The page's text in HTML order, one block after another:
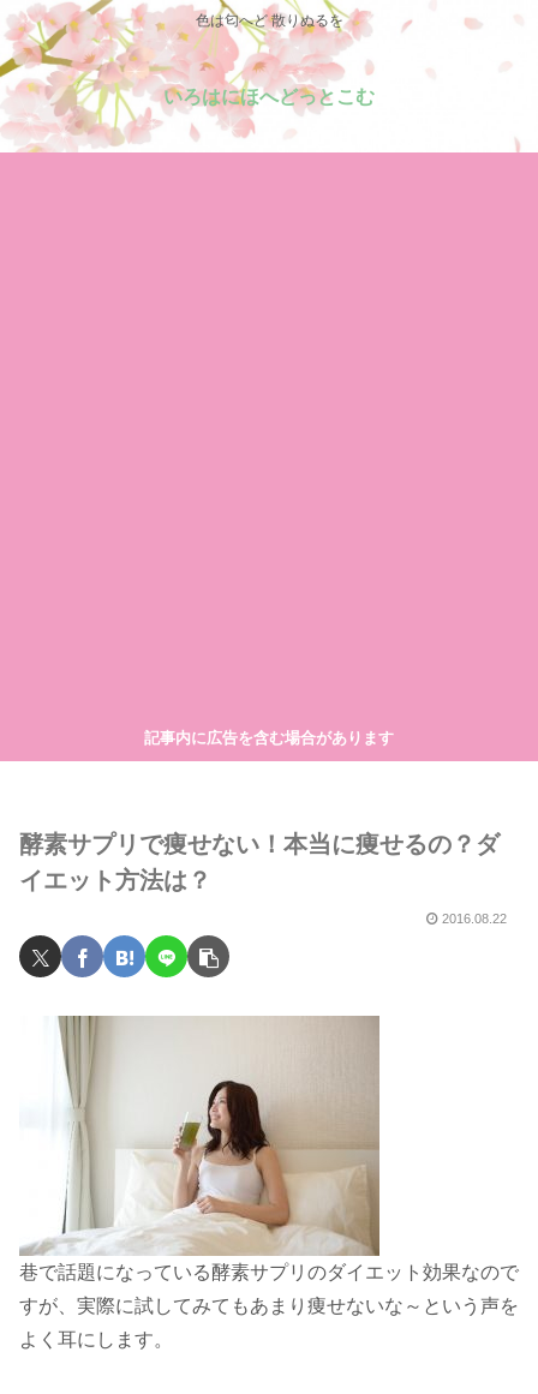
色は匂へど 散りぬるを
いろはにほへどっとこむ
記事内に広告を含む場合があります
酵素サプリで痩せない！本当に痩せるの？ダ
イエット方法は？
2016.08.22
巷で話題になっている酵素サプリのダイエット効果なので
すが、実際に試してみてもあまり痩せないな～という声を
よく耳にします。